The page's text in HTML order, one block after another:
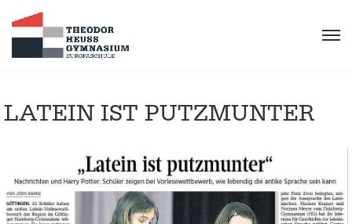
LATEIN IST PUTZMUNTER